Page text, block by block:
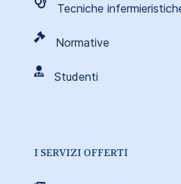
Tecniche
Normative
Studenti
I SERVIZI OFFERTI